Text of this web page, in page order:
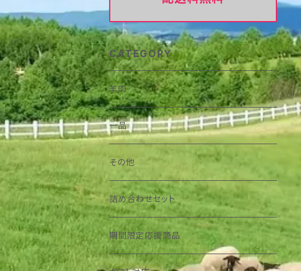
CATEGORY
羊肉
一品
その他
詰め合わせセット
期間限定応援商品